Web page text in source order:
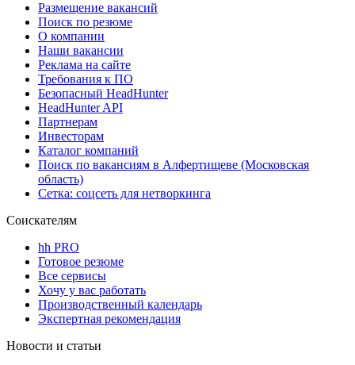
Размещение вакансий
Поиск по резюме
О компании
Наши вакансии
Реклама на сайте
Требования к ПО
Безопасный HeadHunter
HeadHunter API
Партнерам
Инвесторам
Каталог компаний
Поиск по вакансиям в Алфертищеве (Московская
область)
Сетка: соцсеть для нетворкинга
Соискателям
hh PRO
Готовое резюме
Все сервисы
Хочу у вас работать
Производственный календарь
Экспертная рекомендация
Новости и статьи